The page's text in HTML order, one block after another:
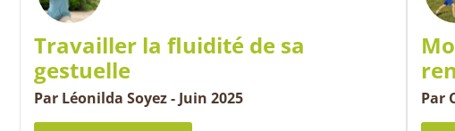
Travailler la fluidité de sa
gestuelle
Par Léonilda Soyez - Juin 2025 Par